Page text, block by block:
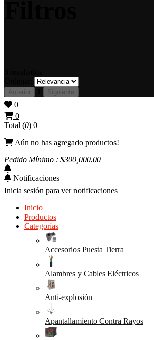
Anterior Siguiente
0
0
Total (0) 0
Aún no has agregado productos!
Pedido Mínimo : $300,000.00
Notificaciones
Inicia sesión para ver notificaciones
Inicio
Productos
Categorías
Accesorios Puesta Tierra
Alambres y Cables Eléctricos
Anti-explosión
Apantallamiento Contra Rayos